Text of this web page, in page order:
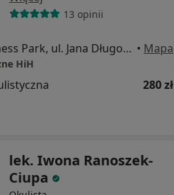
13 opinii
Długosza Business Park, ul. Jana Długosza 48 budynek D, Wrocław • Mapa
HiH
280 zł
lek. Iwona Ranoszek-
Ciupa